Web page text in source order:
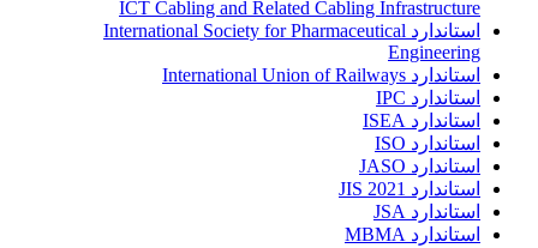
ICT Cabling and Related Cabling Infrastructure
استاندارد International Society for Pharmaceutical
Engineering
استاندارد International Union of Railways
استاندارد IPC
استاندارد ISEA
استاندارد ISO
استاندارد JASO
استاندارد JIS 2021
استاندارد JSA
استاندارد MBMA